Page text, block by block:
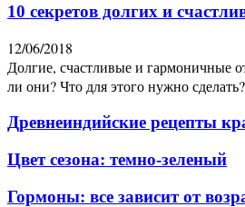
10 секретов долгих и
12/06/2018
Долгие, счастливые и
ли они? Что для этого нужно
Древнеиндийские рецепты
Цвет сезона: темно-зеленый
Гормоны: все зависит от